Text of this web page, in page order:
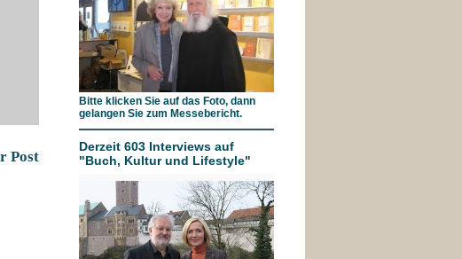
Post
Bitte klicken Sie auf das Foto, dann
gelangen Sie zum Messebericht.
Derzeit 603 Interviews auf
"Buch, Kultur und Lifestyle"